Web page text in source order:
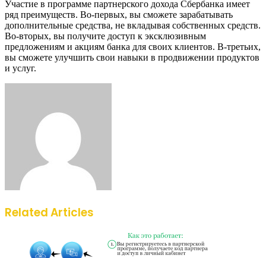
Участие в программе партнерского дохода Сбербанка имеет
ряд преимуществ. Во-первых, вы сможете зарабатывать
дополнительные средства, не вкладывая собственных средств.
Во-вторых, вы получите доступ к эксклюзивным
предложениям и акциям банка для своих клиентов. В-третьих,
вы сможете улучшить свои навыки в продвижении продуктов
и услуг.
Related Articles